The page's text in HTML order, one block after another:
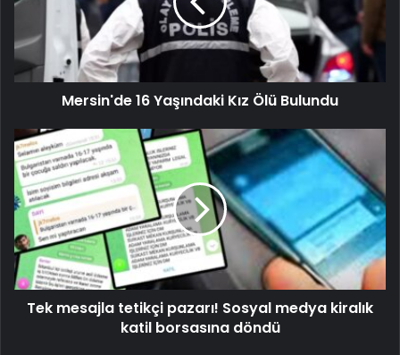
Mersin'de 16 Yaşındaki Kız Ölü Bulundu
Tek mesajla tetikçi pazarı! Sosyal medya kiralık
katil borsasına döndü